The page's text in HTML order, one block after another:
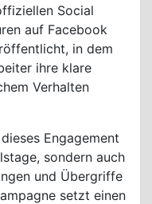
Social
auf Facebook
in dem
ihre klare
Verhalten
Engagement
sondern auch
und Übergriffe
setzt einen